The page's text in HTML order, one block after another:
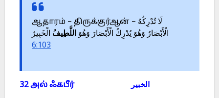
ஆதாரம் – திருக்குர்ஆன் – لَا تُدْرِكُهُ
الْأَبْصَارُ وَهُوَ يُدْرِكُ الْأَبْصَارَ وَهُوَ اللَّطِيفُ الْخَبِيرُ
6:103